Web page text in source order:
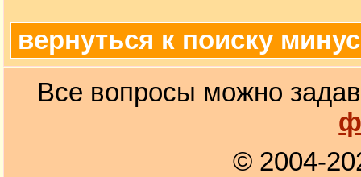
вернуться к поиску
Все вопросы можно
© 2004-